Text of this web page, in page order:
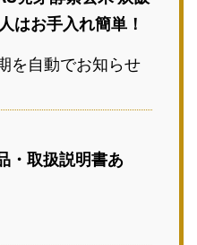
はお手入れ簡単！
を自動でお知らせ
・取扱説明書あ